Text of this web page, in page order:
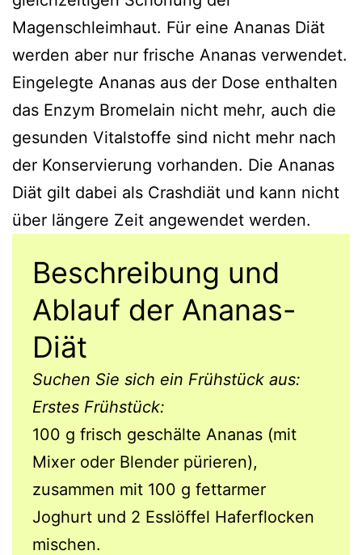
Magenschleimhaut. Für eine Ananas Diät
werden aber nur frische Ananas verwendet.
Eingelegte Ananas aus der Dose enthalten
das Enzym Bromelain nicht mehr, auch die
gesunden Vitalstoffe sind nicht mehr nach
der Konservierung vorhanden. Die Ananas
Diät gilt dabei als Crashdiät und kann nicht
über längere Zeit angewendet werden.
Beschreibung und
Ablauf der Ananas-
Diät
Suchen Sie sich ein Frühstück aus:
Erstes Frühstück:
100 g frisch geschälte Ananas (mit
Mixer oder Blender pürieren),
zusammen mit 100 g fettarmer
Joghurt und 2 Esslöffel Haferflocken
mischen.